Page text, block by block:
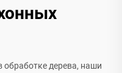
дерева, наши